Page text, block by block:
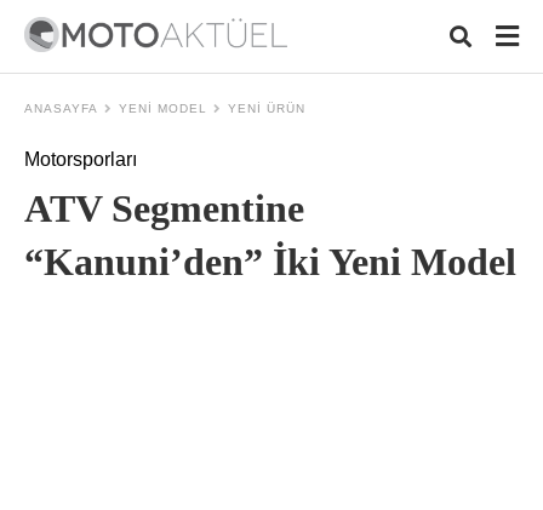
and
ANASAYFA YENI MODEL YENI ÜRÜN
Motorsporları
ATV Segmentine
“Kanuni’den” İki Yeni Model